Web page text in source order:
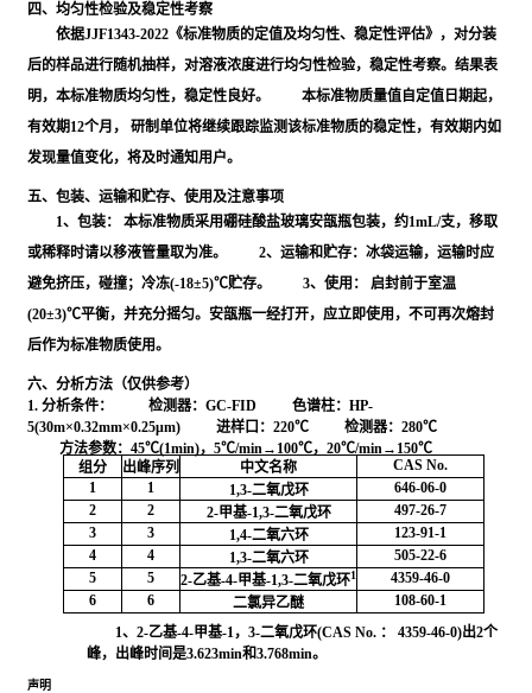
四、均匀性检验及稳定性考察
依据JJF1343-2022《标准物质的定值及均匀性、稳定性评估》，对分装
后的样品进行随机抽样，对溶液浓度进行均匀性检验，稳定性考察。结果表
明，本标准物质均匀性，稳定性良好。 本标准物质量值自定值日期起，
有效期12个月， 研制单位将继续跟踪监测该标准物质的稳定性，有效期内如
发现量值变化，将及时通知用户。
五、包装、运输和贮存、使用及注意事项
1、包装： 本标准物质采用硼硅酸盐玻璃安瓿瓶包装，约1mL/支，移取
或稀释时请以移液管量取为准。 2、运输和贮存：冰袋运输，运输时应
避免挤压，碰撞；冷冻(-18±5)℃贮存。 3、使用： 启封前于室温
(20±3)℃平衡，并充分摇匀。安瓿瓶一经打开，应立即使用，不可再次熔封
后作为标准物质使用。
六、分析方法（仅供参考）
1. 分析条件：
检测器：GC-FID 色谱柱：HP-
5(30m×0.32mm×0.25μm) 进样口：220℃ 检测器：280℃
方法参数：45℃(1min)，5℃/min→100℃，20℃/min→150℃
组分
出峰序列 中文名称
CAS No.
1
1 1,3-二氧戊环
646-06-0
2
2 2-甲基-1,3-二氧戊环
497-26-7
3
3 1,4-二氧六环
123-91-1
4
4 1,3-二氧六环
505-22-6
5
5 2-乙基-4-甲基-1,3-二氧戊环1
4359-46-0
6
6 二氯异乙醚
108-60-1
1、2-乙基-4-甲基-1，3-二氧戊环(CAS No. ： 4359-46-0)出2个
峰，出峰时间是3.623min和3.768min。
声明